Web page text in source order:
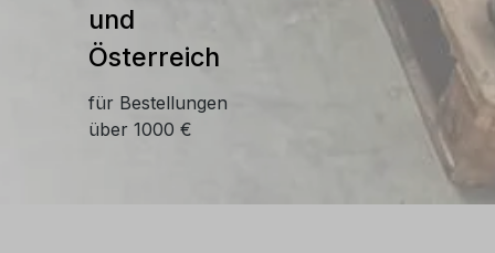
und
Österreich
für Bestellungen
über 1000 €